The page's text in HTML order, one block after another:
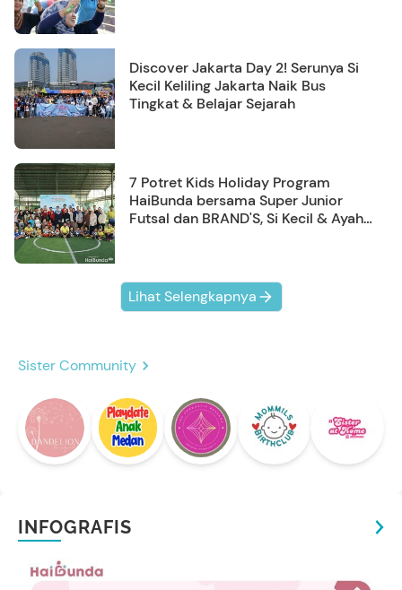
Discover Jakarta Day 2! Serunya Si
Kecil Keliling Jakarta Naik Bus
Tingkat & Belajar Sejarah
7 Potret Kids Holiday Program
HaiBunda bersama Super Junior
Futsal dan BRAND'S, Si Kecil & Ayah
Lihat Selengkapnya
Sister Community
INFOGRAFIS